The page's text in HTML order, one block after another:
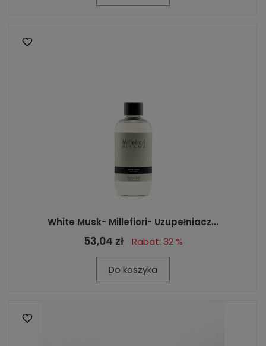
White Musk- Millefiori- Uzupełniacz...
53,04 zł Rabat: 32 %
Do koszyka